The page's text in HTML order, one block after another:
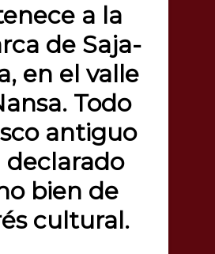
a la
de Saja-
en el valle
Todo
antiguo
declarado
bien de
cultural.